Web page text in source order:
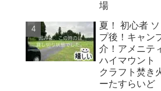
場
夏！ 初心者
プ後！キャン
介！アメニテ
ハイマウント
クラフト焚き
ーたすらいど